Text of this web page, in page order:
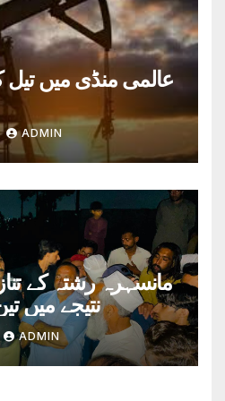
ADMIN
مانسہرہ رشتہ کے
نتیجے میں
ADMIN